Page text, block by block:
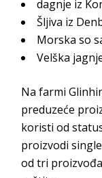
dagnje iz
Šljiva iz
Morska so
Velška
Na farmi
preduzeće
koristi od
proizvodi
od tri